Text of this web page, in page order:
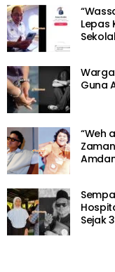
Lepas
Guna
“Weh
Sejak